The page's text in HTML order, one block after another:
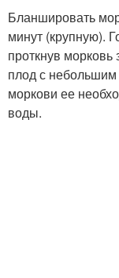
Бланшировать
минут (крупную).
проткнув
плод с
моркови ее
воды.